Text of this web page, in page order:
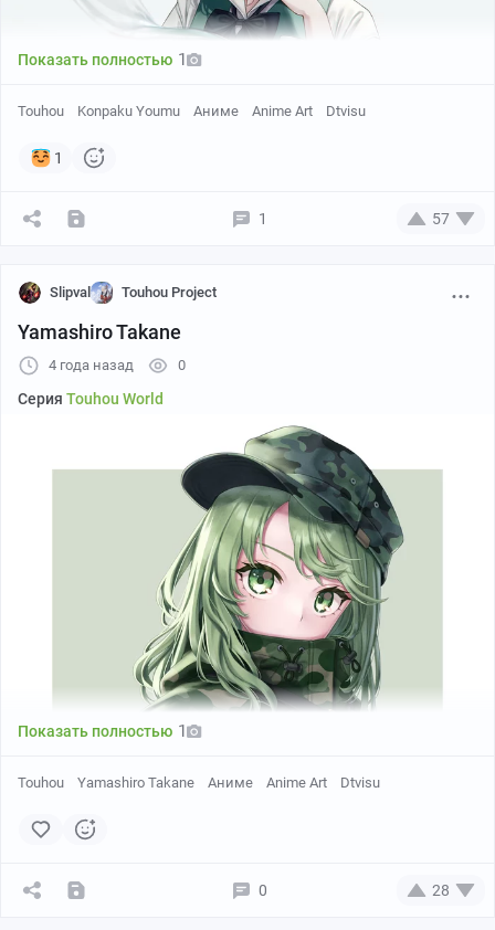
Показать полностью 1
Touhou Konpaku Youmu Аниме Anime Art Dtvisu
1
1 57
Slipval Touhou Project
Yamashiro Takane
4 года назад 0
Серия Touhou World
Показать полностью 1
Touhou Yamashiro Takane Аниме Anime Art Dtvisu
0 28